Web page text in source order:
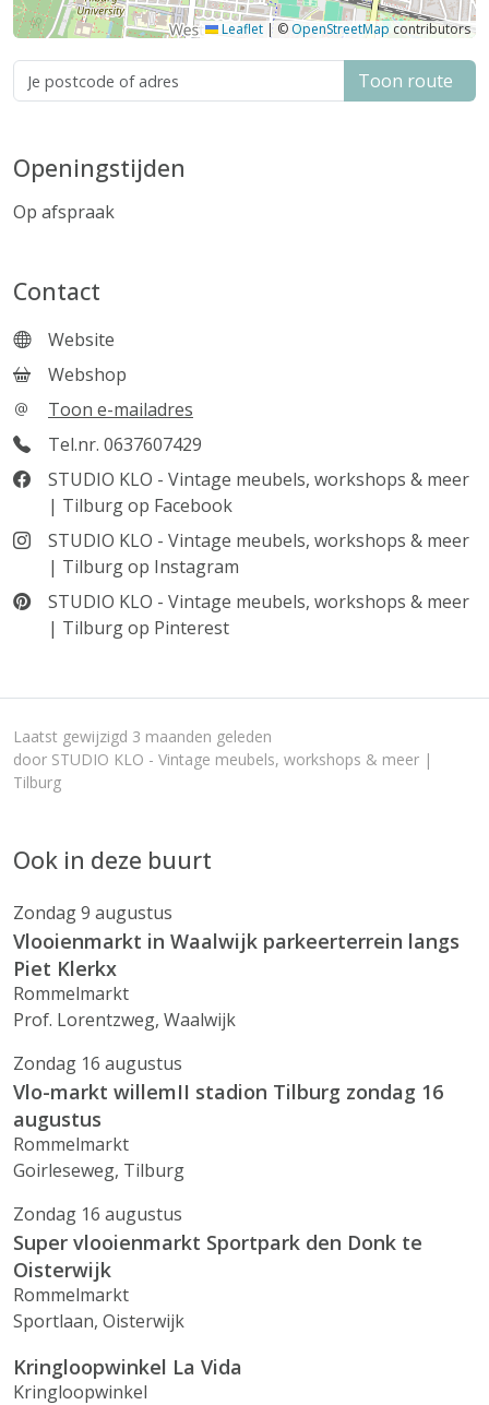
Leaflet | © OpenStreetMap contributors
Toon route
Openingstijden
Op afspraak
Contact
Website
Webshop
Toon e-mailadres
Tel.nr. 0637607429
STUDIO KLO - Vintage meubels, workshops & meer
| Tilburg op Facebook
STUDIO KLO - Vintage meubels, workshops & meer
| Tilburg op Instagram
STUDIO KLO - Vintage meubels, workshops & meer
| Tilburg op Pinterest
Laatst gewijzigd 3 maanden geleden
door STUDIO KLO - Vintage meubels, workshops & meer |
Tilburg
Ook in deze buurt
Zondag 9 augustus
Vlooienmarkt in Waalwijk parkeerterrein langs
Piet Klerkx
Rommelmarkt
Prof. Lorentzweg, Waalwijk
Zondag 16 augustus
Vlo-markt willemII stadion Tilburg zondag 16
augustus
Rommelmarkt
Goirleseweg, Tilburg
Zondag 16 augustus
Super vlooienmarkt Sportpark den Donk te
Oisterwijk
Rommelmarkt
Sportlaan, Oisterwijk
Kringloopwinkel La Vida
Kringloopwinkel